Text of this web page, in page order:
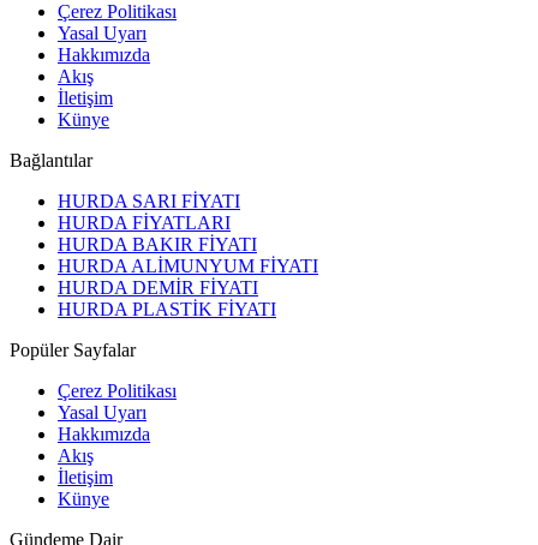
Çerez Politikası
Yasal Uyarı
Hakkımızda
Akış
İletişim
Künye
Bağlantılar
HURDA SARI FİYATI
HURDA FİYATLARI
HURDA BAKIR FİYATI
HURDA ALİMUNYUM FİYATI
HURDA DEMİR FİYATI
HURDA PLASTİK FİYATI
Popüler Sayfalar
Çerez Politikası
Yasal Uyarı
Hakkımızda
Akış
İletişim
Künye
Gündeme Dair